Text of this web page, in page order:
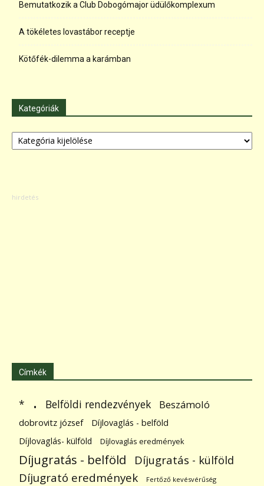
Bemutatkozik a Club Dobogómajor üdülőkomplexum
A tökéletes lovastábor receptje
Kötőfék-dilemma a karámban
Kategóriák
Kategóriák
Címkék
* . Belföldi rendezvények Beszámoló
dobrovitz józsef
Díjlovaglás - belföld
Díjlovaglás- külföld
Díjlovaglás eredmények
Díjugratás - belföld Díjugratás - külföld
Díjugrató eredmények Fertőző kevésvérűség